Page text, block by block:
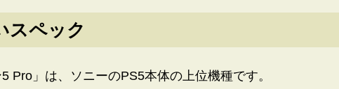
スペック
Pro」は、ソニーのPS5本体の上位機種です。